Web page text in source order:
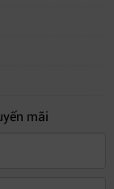
mãi